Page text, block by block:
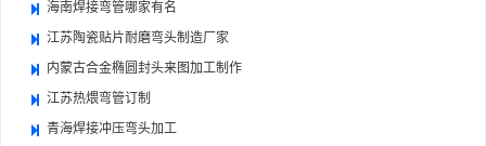
海南焊接弯管哪家有名
江苏陶瓷贴片耐磨弯头制造厂家
内蒙古合金椭圆封头来图加工制作
江苏热煨弯管订制
青海焊接冲压弯头加工